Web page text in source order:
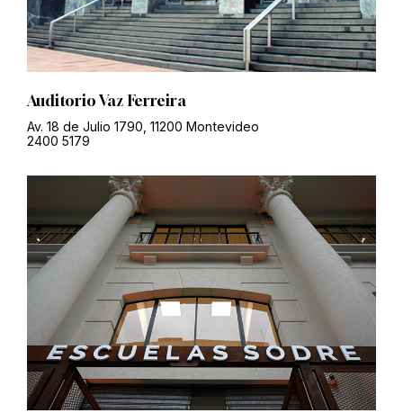
Auditorio Vaz Ferreira
Av. 18 de Julio 1790, 11200 Montevideo
2400 5179